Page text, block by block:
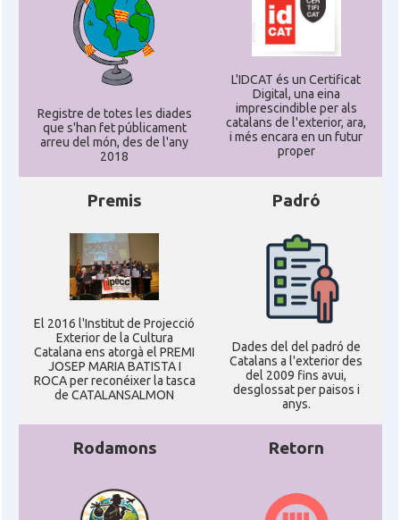
Registre de totes les diades
que s'han fet públicament
arreu del món, des de l'any
2018
L'IDCAT és un Certificat
Digital, una eina
imprescindible per als
catalans de l'exterior, ara,
i més encara en un futur
proper
Premis
El 2016 l'Institut de Projecció
Exterior de la Cultura
Catalana ens atorgà el PREMI
JOSEP MARIA BATISTA I
ROCA per reconéixer la tasca
de CATALANSALMON
Padró
Dades del del padró de
Catalans a l'exterior des
del 2009 fins avui,
desglossat per paisos i
anys.
Rodamons Retorn